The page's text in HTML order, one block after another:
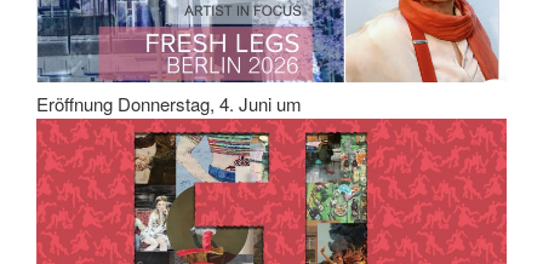
Eröffnung Donnerstag, 4. Juni um